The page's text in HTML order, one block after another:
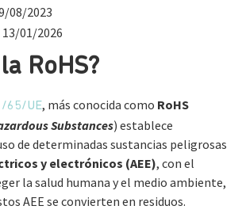
08/2023
01/2026
RoHS?
65/UE, más conocida como RoHS
Substances) establece
de determinadas sustancias peligrosas
y electrónicos (AEE), con el
la salud humana y el medio ambiente,
AEE se convierten en residuos.